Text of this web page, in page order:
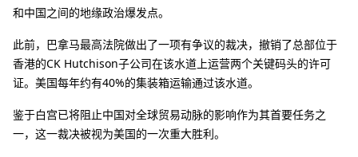
和中国之间的地缘政治爆发点。
此前，巴拿马最高法院做出了一项有争议的裁决，撤销了总部位于
香港的CK Hutchison子公司在该水道上运营两个关键码头的许可
证。美国每年约有40%的集装箱运输通过该水道。
鉴于白宫已将阻止中国对全球贸易动脉的影响作为其首要任务之
一，这一裁决被视为美国的一次重大胜利。